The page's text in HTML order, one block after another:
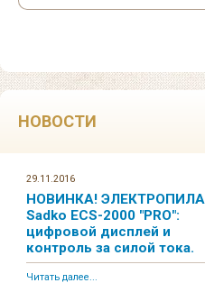
НОВОСТИ
29.11.2016
НОВИНКА! ЭЛЕКТРОПИЛА
Sadko ECS-2000 "PRO":
цифровой дисплей и
контроль за силой тока.
Читать далее...